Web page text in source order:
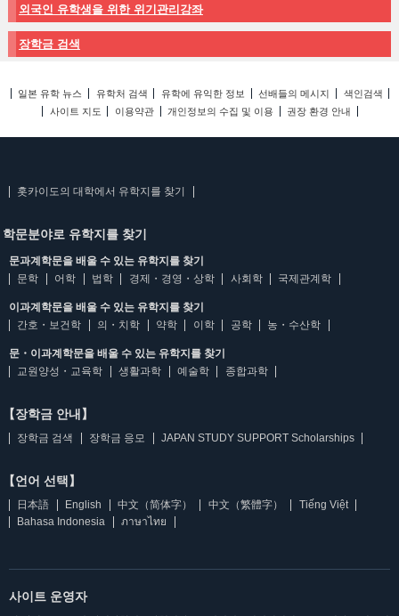
외국인 유학생을 위한 위기관리강좌
장학금 검색
일본 유학 뉴스 유학처 검색 유학에 유익한 정보 선배들의 메시지
색인검색
사이트 지도
이용약관 개인정보의 수집 및 이용 권장 환경 안내
홋카이도의 대학에서 유학지를 찾기
학문분야로 유학지를 찾기
문과계학문을 배울 수 있는 유학지를 찾기
문학
어학 법학 경제・경영・상학 사회학 국제관계학
이과계학문을 배울 수 있는 유학지를 찾기
간호・보건학
의・치학 약학 이학 공학 농・수산학
문・이과계학문을 배울 수 있는 유학지를 찾기
교원양성・교육학
생활과학 예술학 종합과학
【장학금 안내】
장학금 검색 장학금 응모 JAPAN STUDY SUPPORT Scholarships
【언어 선택】
日本語 English 中文（简体字） 中文（繁體字）
Tiếng Việt
Bahasa Indonesia
ภาษาไทย
사이트 운영자